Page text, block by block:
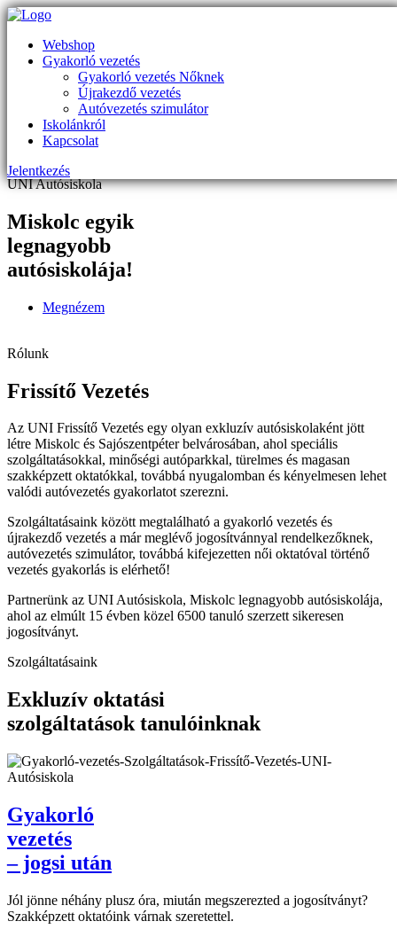
Webshop
Gyakorló vezetés
Gyakorló vezetés Nőknek
Újrakezdő vezetés
Autóvezetés szimulátor
Iskolánkról
Kapcsolat
Jelentkezés
Az UNI Autósiskola új szolgáltatása
Frissítő vezetés,
Gyakorló- és
Újrakezdő vezetés Miskolcon
Részletek
UNI Autósiskola
Miskolc egyik
legnagyobb
autósiskolája!
Megnézem
Rólunk
Frissítő Vezetés
Az UNI Frissítő Vezetés egy olyan exkluzív autósiskolaként jött
létre Miskolc és Sajószentpéter belvárosában, ahol speciális
szolgáltatásokkal, minőségi autóparkkal, türelmes és magasan
szakképzett oktatókkal, továbbá nyugalomban és kényelmesen lehet
valódi autóvezetés gyakorlatot szerezni.
Szolgáltatásaink között megtalálható a gyakorló vezetés és
újrakezdő vezetés a már meglévő jogosítvánnyal rendelkezőknek,
autóvezetés szimulátor, továbbá kifejezetten női oktatóval történő
vezetés gyakorlás is elérhető!
Partnerünk az UNI Autósiskola, Miskolc legnagyobb autósiskolája,
ahol az elmúlt 15 évben közel 6500 tanuló szerzett sikeresen
jogosítványt.
Szolgáltatásaink
Exkluzív oktatási
szolgáltatások tanulóinknak
Gyakorló
vezetés
– jogsi után
Jól jönne néhány plusz óra, miután megszerezted a jogosítványt?
Szakképzett oktatóink várnak szeretettel.